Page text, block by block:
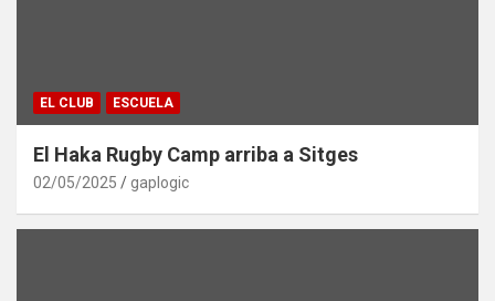
EL CLUB ESCUELA
El Haka Rugby Camp arriba a Sitges
02/05/2025 gaplogic